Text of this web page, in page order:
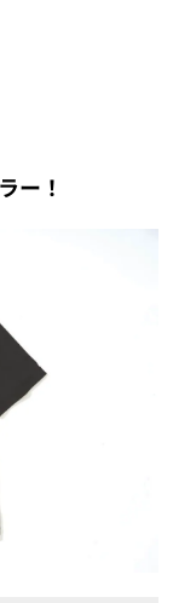
ー！